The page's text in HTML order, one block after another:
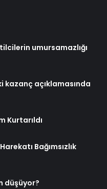
umursamazlığı
kazanç açıklamasında
Kurtarıldı
Bağımsızlık
düşüyor?